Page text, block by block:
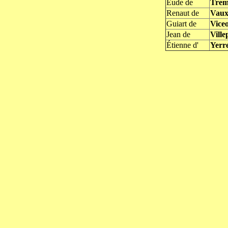
Eude de
Renaut de
Vaux
Guiart de
Jean de
Étienne d'